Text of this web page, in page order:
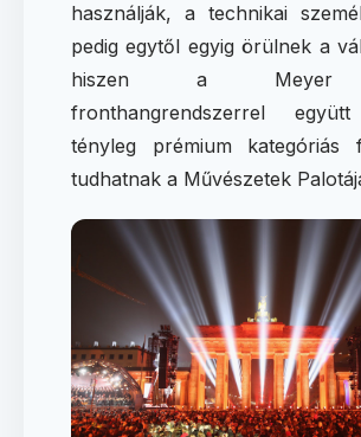
használják, a technikai
pedig egytől egyig örülnek a
hiszen a Meyer
fronthangrendszerrel
tényleg prémium kategóriás
tudhatnak a Művészetek